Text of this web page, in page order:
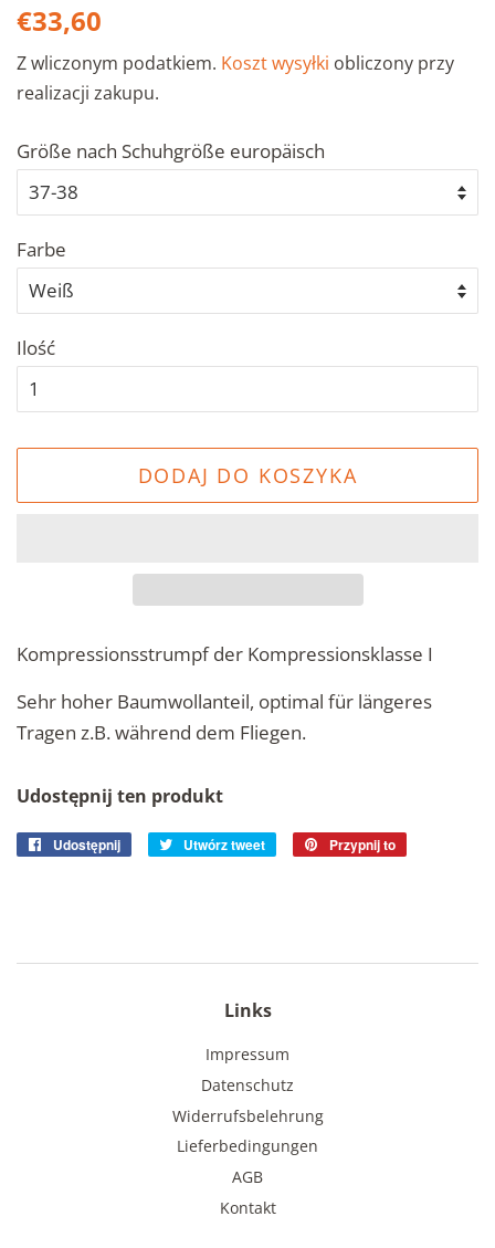
Cena
€33,60
Z wliczonym podatkiem. Koszt wysyłki obliczony przy
realizacji zakupu.
Größe nach Schuhgröße europäisch
Farbe
Ilość
DODAJ DO KOSZYKA
Kompressionsstrumpf der Kompressionsklasse I
Sehr hoher Baumwollanteil, optimal für längeres
Tragen z.B. während dem Fliegen.
Udostępnij ten produkt
Udostępnij
UdostępnijUtwórz tweet
Tweetuj
Przypnij to
Links
Impressum
Datenschutz
Widerrufsbelehrung
Lieferbedingungen
AGB
Kontakt